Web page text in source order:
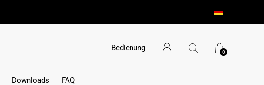
Downloads FAQ
Bedienung 0